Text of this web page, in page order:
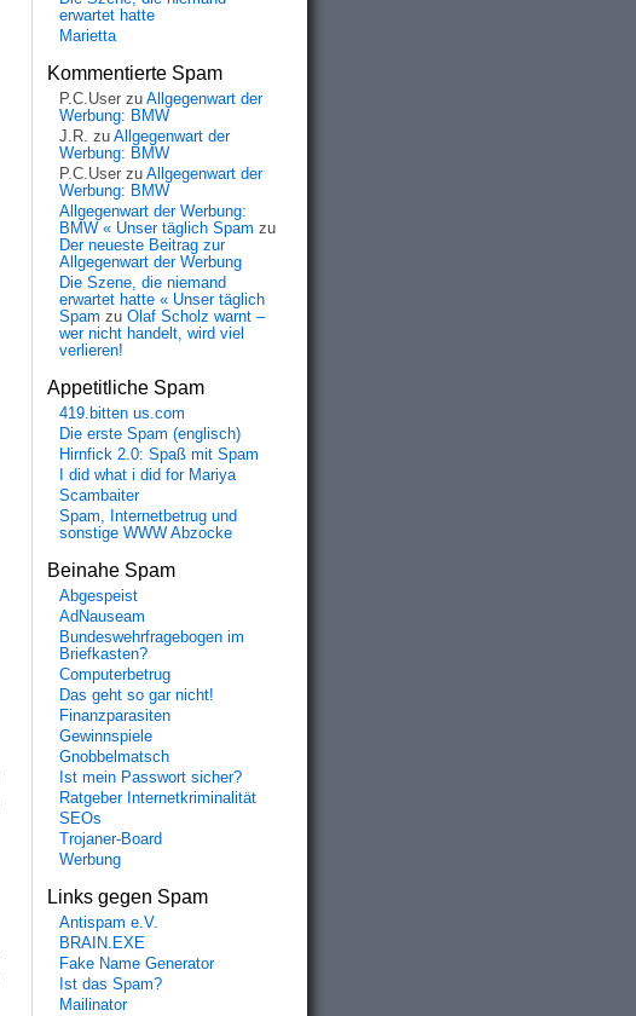
erwartet hatte
Marietta
Kommentierte Spam
P.C.User zu Allgegenwart der
Werbung: BMW
J.R. zu Allgegenwart der
Werbung: BMW
P.C.User zu Allgegenwart der
Werbung: BMW
Allgegenwart der Werbung:
BMW « Unser täglich Spam zu
Der neueste Beitrag zur
Allgegenwart der Werbung
Die Szene, die niemand
erwartet hatte « Unser täglich
Spam zu Olaf Scholz warnt –
wer nicht handelt, wird viel
verlieren!
Appetitliche Spam
419.bitten us.com
Die erste Spam (englisch)
Hirnfick 2.0: Spaß mit Spam
I did what i did for Mariya
Scambaiter
Spam, Internetbetrug und
sonstige WWW Abzocke
Beinahe Spam
Abgespeist
AdNauseam
Bundeswehrfragebogen im
Briefkasten?
Computerbetrug
Das geht so gar nicht!
Finanzparasiten
Gewinnspiele
Gnobbelmatsch
Ist mein Passwort sicher?
Ratgeber Internetkriminalität
SEOs
Trojaner-Board
Werbung
Links gegen Spam
Antispam e.V.
BRAIN.EXE
Fake Name Generator
Ist das Spam?
Mailinator